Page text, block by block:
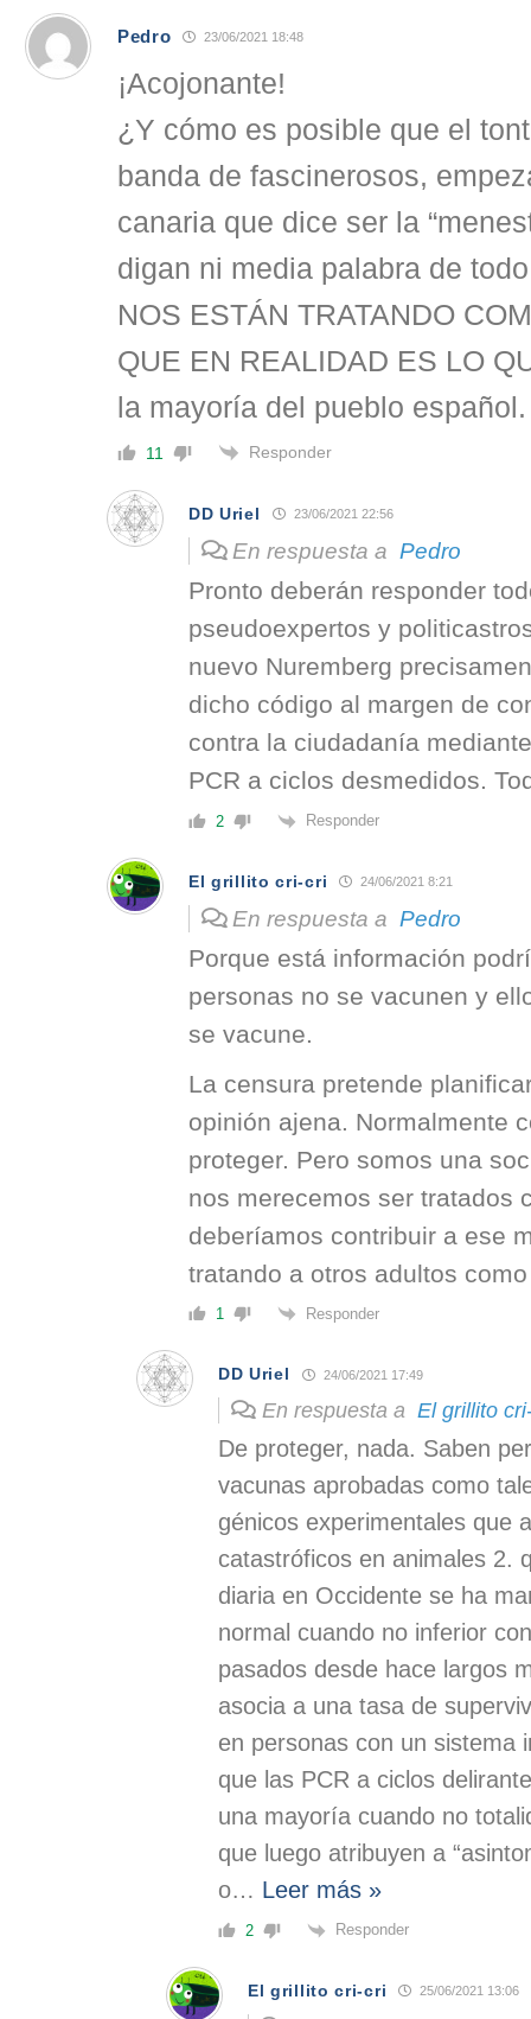
Pedro 23/06/2021 18:48
¡Acojonante!
¿Y cómo es posible que el
banda de fascinerosos,
canaria que dice ser la
digan ni media palabra de
NOS ESTÁN TRATANDO
QUE EN REALIDAD ES LO
la mayoría del pueblo español.
11 Responder
DD Uriel 23/06/2021 22:56
En respuesta a Pedro
Pronto deberán responder
pseudoexpertos y
nuevo Nuremberg
dicho código al margen de
contra la ciudadanía
PCR a ciclos desmedidos.
2 Responder
El grillito cri-cri 24/06/2021 8:21
En respuesta a Pedro
Porque está información
personas no se vacunen y
se vacune.
La censura pretende
opinión ajena. Normalmente
proteger. Pero somos una
nos merecemos ser tratados
deberíamos contribuir a ese
tratando a otros adultos
1 Responder
DD Uriel 24/06/2021 17:49
En respuesta a El grillito
De proteger, nada. Saben
vacunas aprobadas como
génicos experimentales que
catastróficos en animales 2.
diaria en Occidente se ha
normal cuando no inferior
pasados desde hace largos
asocia a una tasa de
en personas con un sistema
que las PCR a ciclos
una mayoría cuando no
que luego atribuyen a
o… Leer más »
2 Responder
El grillito cri-cri 25/06/2021 13:06